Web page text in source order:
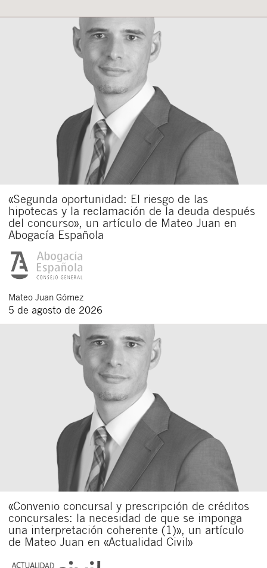
«Segunda oportunidad: El riesgo de las
hipotecas y la reclamación de la deuda después
del concurso», un artículo de Mateo Juan en
Abogacía Española
Mateo Juan Gómez
5 de agosto de 2026
«Convenio concursal y prescripción de créditos
concursales: la necesidad de que se imponga
una interpretación coherente (1)», un artículo
de Mateo Juan en «Actualidad Civil»